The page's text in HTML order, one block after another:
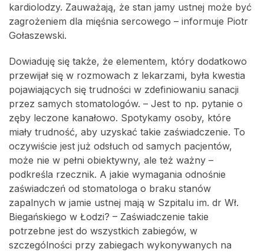
kardiolodzy. Zauważają, że stan jamy ustnej może być
zagrożeniem dla mięśnia sercowego – informuje Piotr
Gołaszewski.
Dowiaduję się także, że elementem, który dodatkowo
przewijał się w rozmowach z lekarzami, była kwestia
pojawiających się trudności w zdefiniowaniu sanacji
przez samych stomatologów. – Jest to np. pytanie o
zęby leczone kanałowo. Spotykamy osoby, które
miały trudność, aby uzyskać takie zaświadczenie. To
oczywiście jest już odsłuch od samych pacjentów,
może nie w pełni obiektywny, ale też ważny –
podkreśla rzecznik. A jakie wymagania odnośnie
zaświadczeń od stomatologa o braku stanów
zapalnych w jamie ustnej mają w Szpitalu im. dr Wł.
Biegańskiego w Łodzi? – Zaświadczenie takie
potrzebne jest do wszystkich zabiegów, w
szczególności przy zabiegach wykonywanych na